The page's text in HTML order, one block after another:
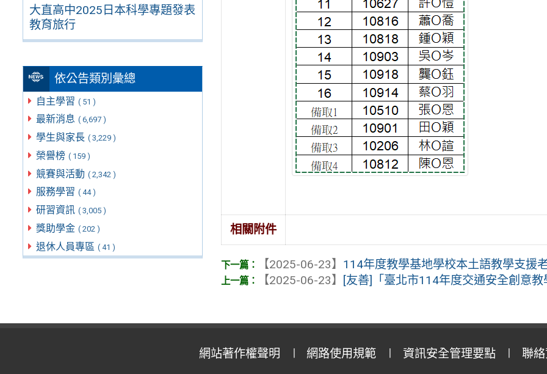
大直高中2025日本科學專題發表
教育旅行
依公告類別彙總
自主學習 ( 51 )
最新消息 ( 6,697 )
學生與家長 ( 3,229 )
榮譽榜 ( 159 )
競賽與活動 ( 2,342 )
服務學習 ( 44 )
研習資訊 ( 3,005 )
獎助學金 ( 202 )
退休人員專區 ( 41 )
相關附件
【2025-06-23】 114年度教學基地學校本土語教學支援
【2025-06-23】 [友善]「臺北市114年度交通安全創意
網站著作權聲明 網路使用規範 資訊安全管理要點 聯